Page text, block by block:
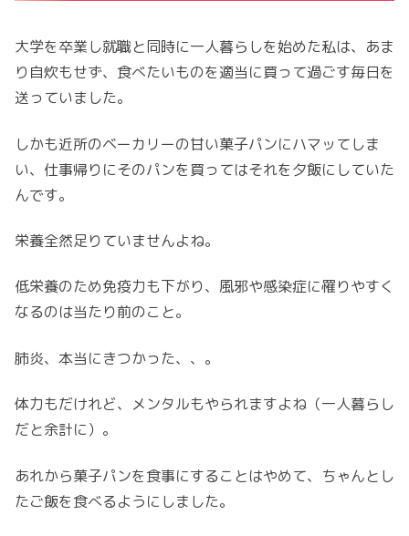
大学を卒業し就職と同時に一人暮らしを始めた私は、あま
り自炊もせず、食べたいものを適当に買って過ごす毎日を
送っていました。
しかも近所のベーカリーの甘い菓子パンにハマッてしま
い、仕事帰りにそのパンを買ってはそれを夕飯にしていた
んです。
栄養全然足りていませんよね。
低栄養のため免疫力も下がり、風邪や感染症に罹りやすく
なるのは当たり前のこと。
肺炎、本当にきつかった、、。
体力もだけれど、メンタルもやられますよね（一人暮らし
だと余計に）。
あれから菓子パンを食事にすることはやめて、ちゃんとし
たご飯を食べるようにしました。